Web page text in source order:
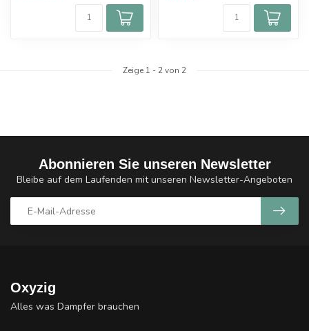
Zeige 1 - 2von 2
Abonnieren Sie unseren Newsletter
Bleibe auf dem Laufenden mit unseren Newsletter-Angeboten
Oxyzig
Alles was Dampfer brauchen